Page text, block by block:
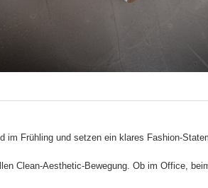
Frühling und setzen ein klares Fashion-
Clean-Aesthetic-Bewegung. Ob im Office,